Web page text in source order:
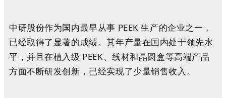
中研股份作为国内最早从事 PEEK 生产的企业之一，
已经取得了显著的成绩。其年产量在国内处于领先水
平，并且在植入级 PEEK、线材和晶圆盒等高端产品
方面不断研发创新，已经实现了少量销售收入。